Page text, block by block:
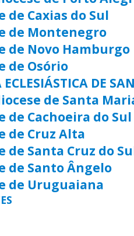
de Caxias do Sul
de Montenegro
de Novo Hamburgo
de Osório
ECLESIÁSTICA DE
de Santa
de Cachoeira do Sul
de Cruz Alta
de Santa Cruz do
de Santo Ângelo
de Uruguaiana